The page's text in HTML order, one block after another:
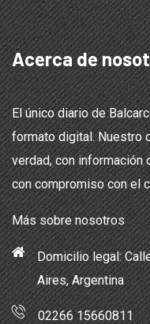
Acerca de
El único diario de
formato digital. Nuestro
verdad, con información
con compromiso con el
Más sobre nosotros
Domicilio legal:
Aires, Argentina
02266 15660811